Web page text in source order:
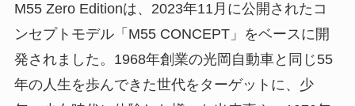
M55 Zero Editionは、2023年11月に公開されたコ
ンセプトモデル「M55 CONCEPT」をベースに開
発されました。1968年創業の光岡自動車と同じ55
年の人生を歩んできた世代をターゲットに、少